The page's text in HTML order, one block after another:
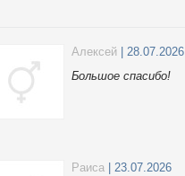
Алексей | 28.07.2026
Большое спасибо!
Раиса | 23.07.2026